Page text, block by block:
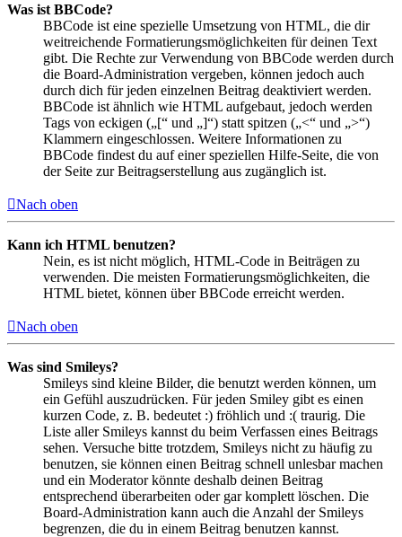
Was ist BBCode?
BBCode ist eine spezielle Umsetzung von HTML, die dir
weitreichende Formatierungsmöglichkeiten für deinen Text
gibt. Die Rechte zur Verwendung von BBCode werden durch
die Board-Administration vergeben, können jedoch auch
durch dich für jeden einzelnen Beitrag deaktiviert werden.
BBCode ist ähnlich wie HTML aufgebaut, jedoch werden
Tags von eckigen („[“ und „]“) statt spitzen („<“ und „>“)
Klammern eingeschlossen. Weitere Informationen zu
BBCode findest du auf einer speziellen Hilfe-Seite, die von
der Seite zur Beitragserstellung aus zugänglich ist.
Nach oben
Kann ich HTML benutzen?
Nein, es ist nicht möglich, HTML-Code in Beiträgen zu
verwenden. Die meisten Formatierungsmöglichkeiten, die
HTML bietet, können über BBCode erreicht werden.
Nach oben
Was sind Smileys?
Smileys sind kleine Bilder, die benutzt werden können, um
ein Gefühl auszudrücken. Für jeden Smiley gibt es einen
kurzen Code, z. B. bedeutet :) fröhlich und :( traurig. Die
Liste aller Smileys kannst du beim Verfassen eines Beitrags
sehen. Versuche bitte trotzdem, Smileys nicht zu häufig zu
benutzen, sie können einen Beitrag schnell unlesbar machen
und ein Moderator könnte deshalb deinen Beitrag
entsprechend überarbeiten oder gar komplett löschen. Die
Board-Administration kann auch die Anzahl der Smileys
begrenzen, die du in einem Beitrag benutzen kannst.